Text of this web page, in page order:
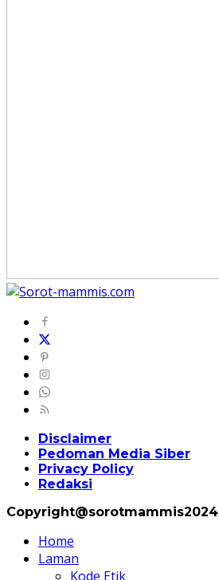
Disclaimer
Pedoman Media Siber
Privacy Policy
Redaksi
Copyright@sorotmammis2024
Home
Laman
Kode Etik